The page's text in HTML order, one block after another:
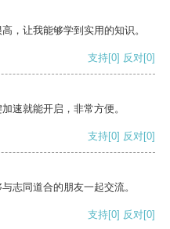
，让我能够学到实用的知识。
支持[0] 反对[0]
速就能开启，非常方便。
支持[0] 反对[0]
志同道合的朋友一起交流。
支持[0] 反对[0]